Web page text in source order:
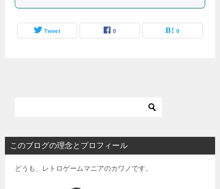
Tweet 0 0
このブログの理念とプロフィール
どうも、レトロゲームマニアのカワノです。